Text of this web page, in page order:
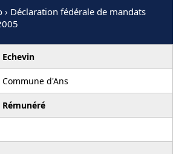
› Déclaration fédérale de mandats
Echevin
Commune d'Ans
Rémunéré